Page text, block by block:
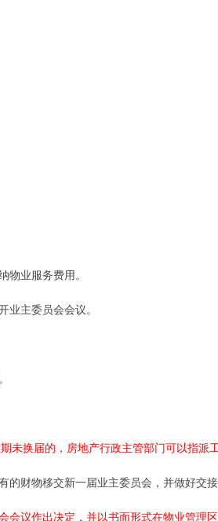
业服务费用。
主委员会会议。
换届的，房地产行政主管部门可以指派
财物移交新一届业主委员会，并做好交接
议作出决定，并以书面形式在物业管理区